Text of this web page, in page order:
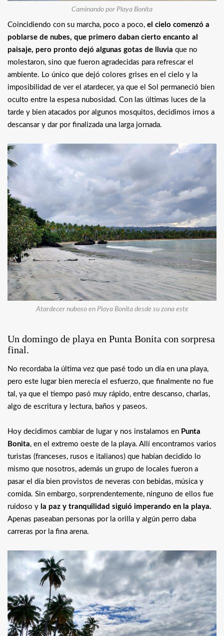
Caminando por Playa Bonita
Coincidiendo con su marcha, poco a poco, el cielo comenzó a
poblarse de nubes, que primero daban cierto encanto al
paisaje, pero pronto dejó algunas gotas de lluvia que no
molestaron, sino que fueron agradecidas para refrescar el
ambiente. Lo único que dejó colores grises en el cielo y la
imposibilidad de ver el atardecer, ya que el Sol permaneció bien
oculto entre la espesa nubosidad. Con las últimas luces de la
tarde y bien atacados por algunos mosquitos, decidimos irnos a
descansar y dar por finalizada una larga jornada.
Atardecer nuboso en Playa Bonita desde su zona este
Un domingo de playa en Punta Bonita con sorpresa
final.
No recordaba la última vez que pasé todo un día en una playa,
pero este lugar bien merecía el esfuerzo, que finalmente no fue
tal, ya que el tiempo pasó muy rápido, entre descanso, charlas,
algo de escritura y lectura, baños y paseos.
Hoy decidimos cambiar de lugar y nos instalamos en Punta
Bonita, en el extremo oeste de la playa. Allí encontramos varios
turistas (franceses, rusos e italianos) que habían decidido lo
mismo que nosotros, además un grupo de locales fueron a
pasar el día bien provistos de neveras con bebidas, música y
comida. Sin embargo, sorprendentemente, ninguno de ellos fue
ruidoso y la paz y tranquilidad siguió imperando en la playa.
Apenas paseaban personas por la orilla y algún perro daba
carreras por la fina arena.